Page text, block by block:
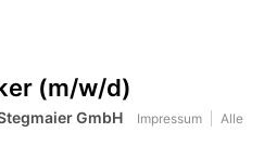
von
mobilem
(m/w/d)
GmbH Impressum
Alle